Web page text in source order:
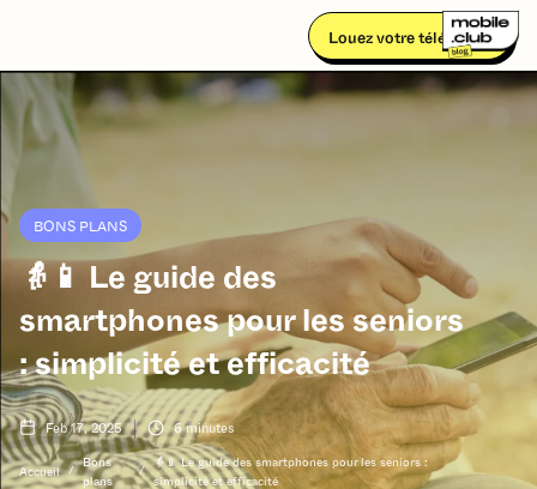
Louez votre téléphone
BONS PLANS
👵📱 Le guide des
smartphones pour les seniors
: simplicité et efficacité
Feb 17, 2025 6minutes
Accueil /
Bons
plans
/
👵📱 Le guide des smartphones pour les seniors :
simplicité et efficacité